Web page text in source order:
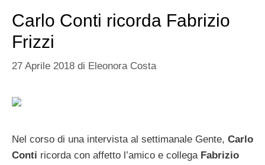
Carlo Conti ricorda Fabrizio
Frizzi
27 Aprile 2018 di Eleonora Costa
Nel corso di una intervista al settimanale Gente, Carlo
Conti ricorda con affetto l’amico e collega Fabrizio